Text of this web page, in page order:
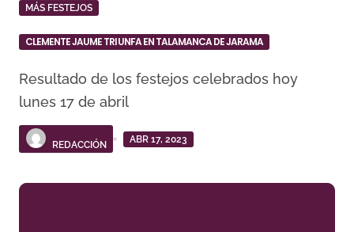
MÁS FESTEJOS
CLEMENTE JAUME TRIUNFA EN TALAMANCA DE JARAMA
Resultado de los festejos celebrados hoy
lunes 17 de abril
REDACCIÓN
ABR 17, 2023